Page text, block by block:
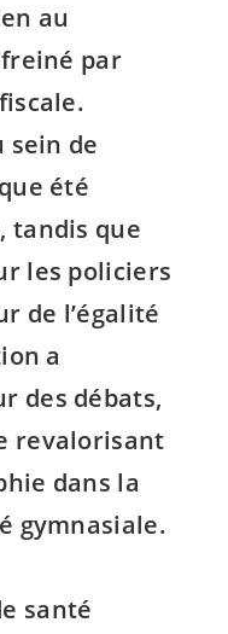
au
par
sein de
été
tandis que
les policiers
de l’égalité
a
des débats,
revalorisant
dans la
gymnasiale.
santé